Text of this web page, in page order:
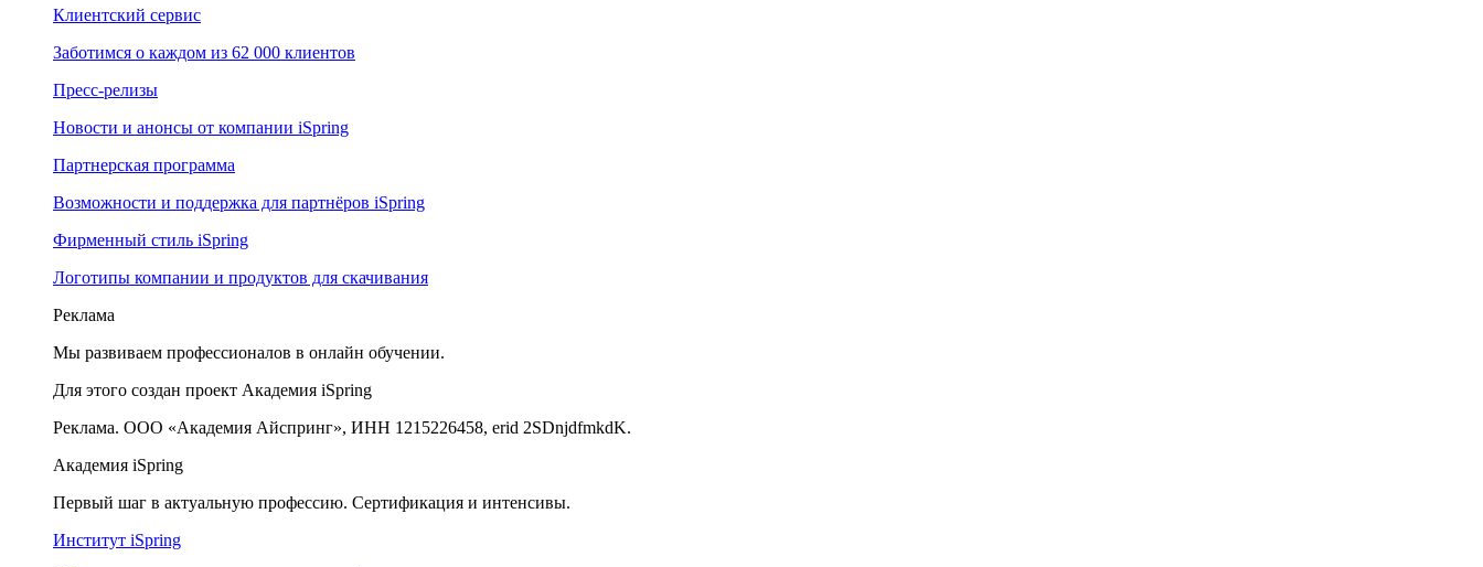
Клиентский сервис
Заботимся о каждом из 62 000 клиентов
Пресс-релизы
Новости и анонсы от компании iSpring
Партнерская программа
Возможности и поддержка для партнёров iSpring
Фирменный стиль iSpring
Логотипы компании и продуктов для скачивания
Реклама
Мы развиваем профессионалов в онлайн обучении.
Для этого создан проект Академия iSpring
Реклама. ООО «Академия Айспринг», ИНН 1215226458, erid 2SDnjdfmkdK.
Академия iSpring
Первый шаг в актуальную профессию. Сертификация и интенсивы.
Институт iSpring